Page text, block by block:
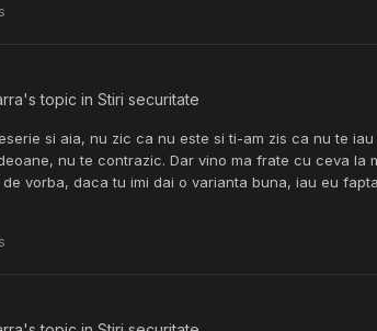
's topic in Stiri securitate
si aia, nu zic ca nu este si ti-am zis ca nu te
nu te contrazic. Dar vino ma frate cu ceva la
vorba, daca tu imi dai o varianta buna, iau eu